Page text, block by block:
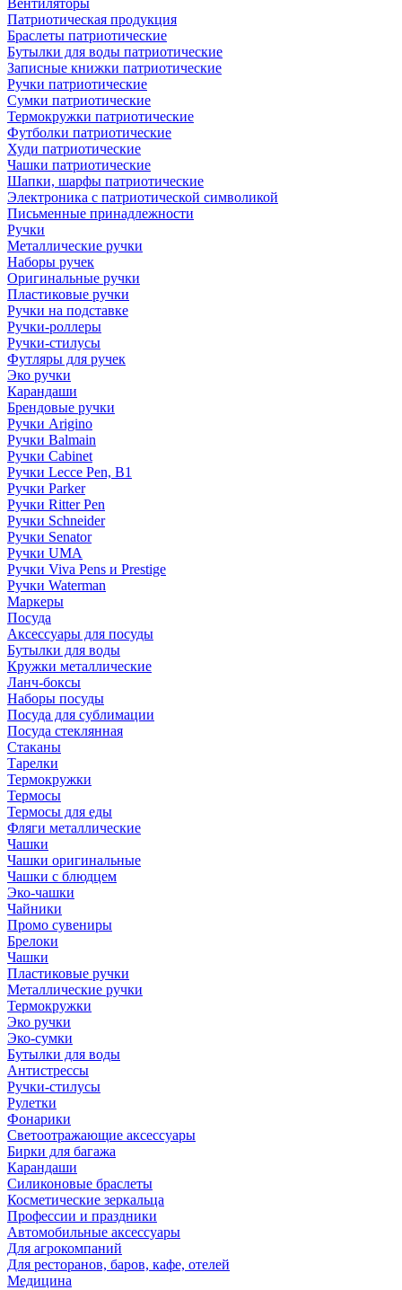
Вентиляторы
Патриотическая продукция
Браслеты патриотические
Бутылки для воды патриотические
Записные книжки патриотические
Ручки патриотические
Сумки патриотические
Термокружки патриотические
Футболки патриотические
Худи патриотические
Чашки патриотические
Шапки, шарфы патриотические
Электроника с патриотической символикой
Письменные принадлежности
Ручки
Металлические ручки
Наборы ручек
Оригинальные ручки
Пластиковые ручки
Ручки на подставке
Ручки-роллеры
Ручки-стилусы
Футляры для ручек
Эко ручки
Карандаши
Брендовые ручки
Ручки Arigino
Ручки Balmain
Ручки Cabinet
Ручки Lecce Pen, B1
Ручки Parker
Ручки Ritter Pen
Ручки Schneider
Ручки Senator
Ручки UMA
Ручки Viva Pens и Prestige
Ручки Waterman
Маркеры
Посуда
Аксессуары для посуды
Бутылки для воды
Кружки металлические
Ланч-боксы
Наборы посуды
Посуда для сублимации
Посуда стеклянная
Стаканы
Тарелки
Термокружки
Термосы
Термосы для еды
Фляги металлические
Чашки
Чашки оригинальные
Чашки с блюдцем
Эко-чашки
Чайники
Промо сувениры
Брелоки
Чашки
Пластиковые ручки
Металлические ручки
Термокружки
Эко ручки
Эко-сумки
Бутылки для воды
Антистрессы
Ручки-стилусы
Рулетки
Фонарики
Светоотражающие аксессуары
Бирки для багажа
Карандаши
Силиконовые браслеты
Косметические зеркальца
Профессии и праздники
Автомобильные аксессуары
Для агрокомпаний
Для ресторанов, баров, кафе, отелей
Медицина